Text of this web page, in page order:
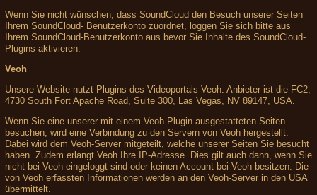
Wenn Sie nicht wünschen, dass SoundCloud den Besuch unserer Seiten
Ihrem SoundCloud- Benutzerkonto zuordnet, loggen Sie sich bitte aus
Ihrem SoundCloud-Benutzerkonto aus bevor Sie Inhalte des SoundCloud-
Plugins aktivieren.
Veoh
Unsere Website nutzt Plugins des Videoportals Veoh. Anbieter ist die FC2,
4730 South Fort Apache Road, Suite 300, Las Vegas, NV 89147, USA.
Wenn Sie eine unserer mit einem Veoh-Plugin ausgestatteten Seiten
besuchen, wird eine Verbindung zu den Servern von Veoh hergestellt.
Dabei wird dem Veoh-Server mitgeteilt, welche unserer Seiten Sie besucht
haben. Zudem erlangt Veoh Ihre IP-Adresse. Dies gilt auch dann, wenn Sie
nicht bei Veoh eingeloggt sind oder keinen Account bei Veoh besitzen. Die
von Veoh erfassten Informationen werden an den Veoh-Server in den USA
übermittelt.